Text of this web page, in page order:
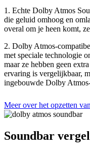
1. Echte Dolby Atmos
die geluid omhoog en
overal om je heen komt,
2. Dolby Atmos-
met speciale technologie
maar ze hebben geen
ervaring is vergelijkbaar,
ingebouwde Dolby
Meer over het opzetten
Soundbar